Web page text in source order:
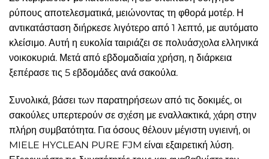
ρύπους αποτελεσματικά, μειώνοντας τη φθορά μοτέρ. Η
αντικατάσταση διήρκεσε λιγότερο από 1 λεπτό, με αυτόματο
κλείσιμο. Αυτή η ευκολία ταιριάζει σε πολυάσχολα ελληνικά
νοικοκυριά. Μετά από εβδομαδιαία χρήση, η διάρκεια
ξεπέρασε τις 5 εβδομάδες ανά σακούλα.
Συνολικά, βάσει των παρατηρήσεων από τις δοκιμές, οι
σακούλες υπερτερούν σε σχέση με εναλλακτικά, χάρη στην
πλήρη συμβατότητα. Για όσους θέλουν μέγιστη υγιεινή, οι
MIELE HYCLEAN PURE FJM είναι εξαιρετική λύση.